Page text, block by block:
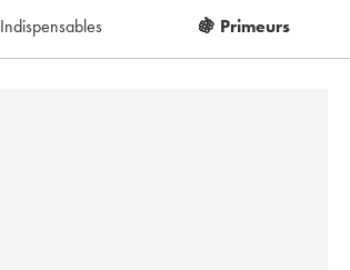
Indispensables 🍇 Primeurs